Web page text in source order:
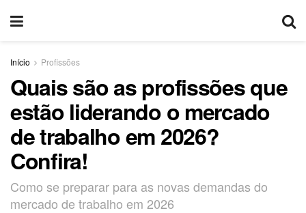
Início Profissões
Quais são as profissões que
estão liderando o mercado
de trabalho em 2026?
Confira!
Como se preparar para as novas demandas do
mercado de trabalho em 2026